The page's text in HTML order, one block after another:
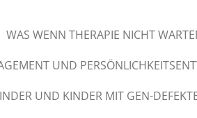
WAS WENN THERAPIE NICHT
UND
UND KINDER MIT GEN-